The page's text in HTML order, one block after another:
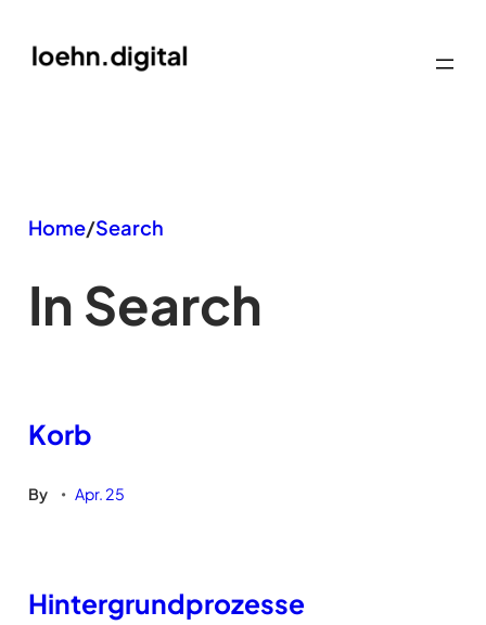
Inhalt
Home/Search
In Search
Korb
By • Apr. 25
Hintergrundprozesse